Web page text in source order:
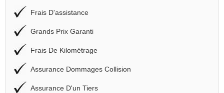
Frais D'assistance
Grands Prix Garanti
Frais De Kilométrage
Assurance Dommages Collision
Assurance D'un Tiers